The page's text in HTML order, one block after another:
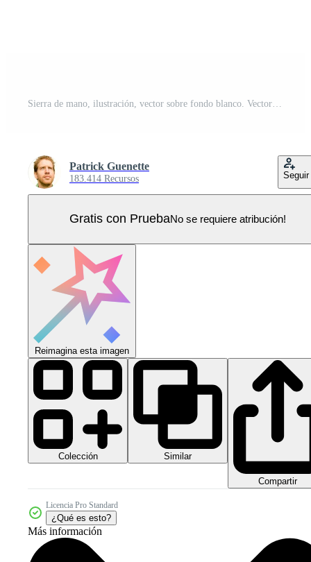
Patrick Guenette
183.414 Recursos Seguir
Gratis con PruebaNo se requiere atribución!
Reimagina esta imagen
Colección Similar
Compartir
Licencia Pro Standard
¿Qué es esto?
Más información